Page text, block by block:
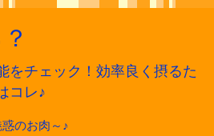
をチェック！効率良く摂るた
コレ♪
のお肉～♪